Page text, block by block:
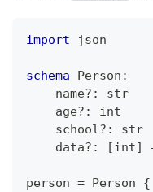
import json
schema Person :
    name
? :
str
    age
? :
int
    school
? :
str
    data
? : [int]
person = Person {